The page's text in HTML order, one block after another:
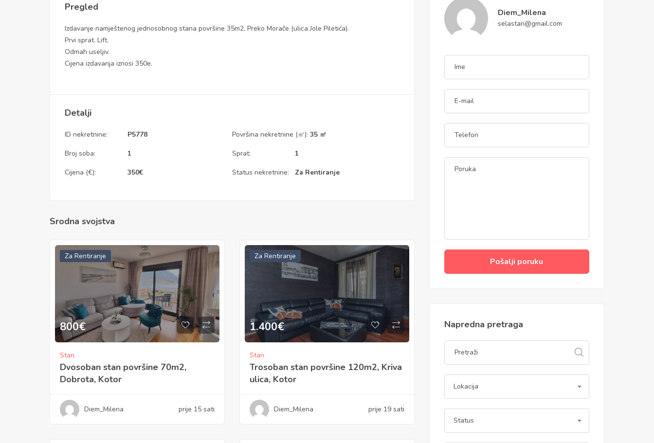
Pregled
Izdavanje namještenog jednosobnog stana površine 35m2, Preko Morače (ulica Jole Piletića).
Prvi sprat. Lift.
Odmah useljiv.
Cijena izdavanja iznosi 350e.
Detalji
ID nekretnine: P5778 Površina nekretnine (㎡): 35 ㎡
Broj soba: 1 Sprat: 1
Cijena (€): 350€ Status nekretnine: Za Rentiranje
Srodna svojstva
Za Rentiranje
800€
Stan
Dvosoban stan površine 70m2,
Dobrota, Kotor
Diem_Milena prije 15 sati
Za Rentiranje
1.400€
Stan
Trosoban stan površine 120m2, Kriva
ulica, Kotor
Diem_Milena prije 19 sati
Diem_Milena
selastan@gmail.com
Pošalji poruku
Napredna pretraga
Lokacija
Status